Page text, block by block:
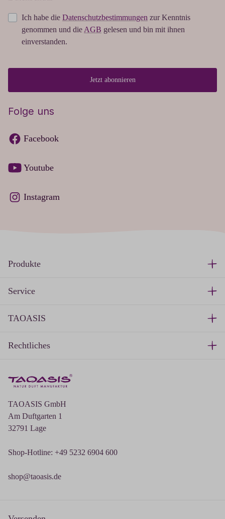
Ich habe die Datenschutzbestimmungen zur Kenntnis
genommen und die AGB gelesen und bin mit ihnen
einverstanden.
Jetzt abonnieren
Folge uns
Facebook
Youtube
Instagram
TAOASIS GmbH
Am Duftgarten 1
32791 Lage
Shop-Hotline: +49 5232 6904 600
shop@taoasis.de
Produkte
Service
TAOASIS
Rechtliches